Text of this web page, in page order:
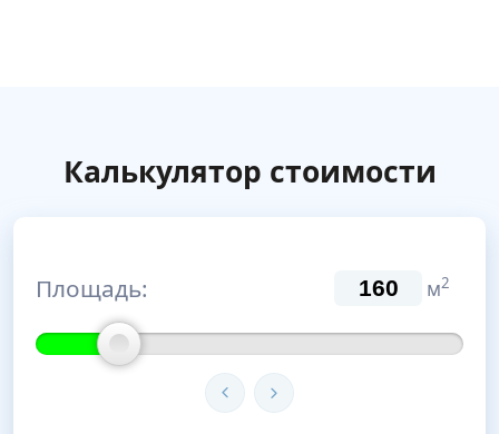
Калькулятор стоимости
Площадь: м2